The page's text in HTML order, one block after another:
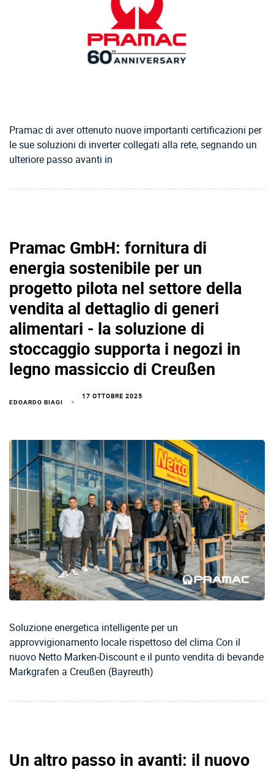
Pramac di aver ottenuto nuove importanti certificazioni per
le sue soluzioni di inverter collegati alla rete, segnando un
ulteriore passo avanti in
Pramac GmbH: fornitura di
energia sostenibile per un
progetto pilota nel settore della
vendita al dettaglio di generi
alimentari - la soluzione di
stoccaggio supporta i negozi in
legno massiccio di Creußen
EDOARDO BIAGI
17 OTTOBRE 2025
Soluzione energetica intelligente per un
approvvigionamento locale rispettoso del clima Con il
nuovo Netto Marken-Discount e il punto vendita di bevande
Markgrafen a Creußen (Bayreuth)
Un altro passo in avanti: il nuovo